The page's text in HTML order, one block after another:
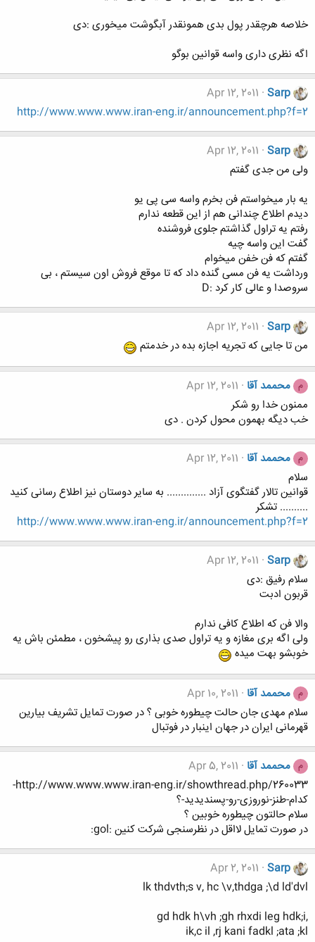
خلاصه هرچقدر پول بدی همونقدر آبگوشت میخوری :دی
اگه نظری داری واسه قوانین بوگو
Sarp
Apr 12, 2011
http://www.www.www.iran-eng.ir/announcement.php?f=2
Sarp
Apr 12, 2011
ولی من جدی گفتم
یه بار میخواستم فن بخرم واسه سی پی یو
دیدم اطلاع چندانی هم از این قطعه ندارم
رفتم یه تراول گذاشتم جلوی فروشنده
گفت این واسه چیه
گفتم که فن خفن میخوام
ورداشت یه فن مسی گنده داد که تا موقع فروش اون سیستم ، بی
سروصدا و عالی کار کرد :D
Sarp
Apr 12, 2011
من تا جایی که تجریه اجازه بده در خدمتم
م محممد آقا Apr 12, 2011
ممنون خدا رو شکر
خب دیگه بهمون محول کردن . دی
م محممد آقا Apr 12, 2011
سلام
قوانین تالار گفتگوی آزاد .............. به سایر دوستان نیز اطلاع رسانی کنید
.......... تشکر
http://www.www.www.iran-eng.ir/announcement.php?f=2
Sarp
Apr 12, 2011
سلام رفیق :دی
قربون ادبت
والا فن که اطلاع کافی ندارم
ولی اگه بری مغازه و یه تراول صدی بذاری رو پیشخون ، مطمئن باش یه
خوبشو بهت میده
م محممد آقا Apr 10, 2011
سلام مهدی جان حالت چیطوره خوبی ؟ در صورت تمایل تشریف بیارین
قهرمانی ایران در جهان اینبار در فوتبال
م محممد آقا Apr 5, 2011
http://www.www.www.iran-eng.ir/showthread.php/260033-
کدام-طنز-نوروزی-رو-پسندیدید-؟
سلام حالتون چیطوره خوبین ؟
در صورت تمایل لااقل در نظرسنجی شرکت کنین :gol:
Sarp
Apr 2, 2011
lk thdvth;s v, hc \v,thdga ;\d ld'dvl
,gd hdk h\vh ;gh rhxdi leg hdk;i
ik,c il ,rj kani fadkl ;ata ;kl